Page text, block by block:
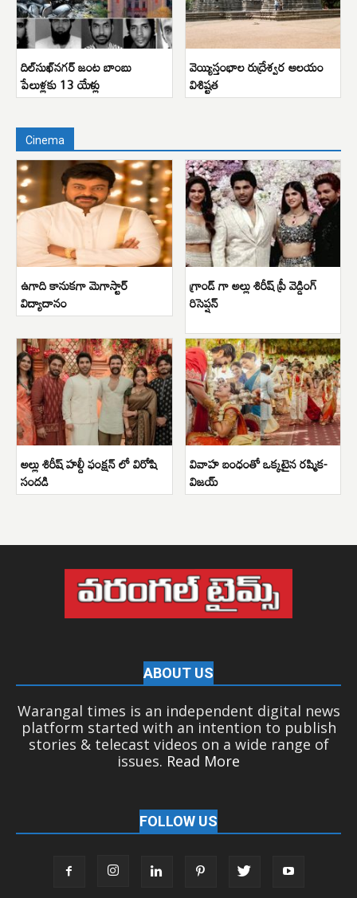
దిల్‌సుఖ్‌నగర్ జంట బాంబు
పేలుళ్లకు 13 యేళ్లు
వెయ్యిస్తంభాల రుద్రేశ్వర ఆలయం
విశిష్టత
Cinema
ఉగాది కానుకగా మెగాస్టార్
విద్యాదానం
గ్రాండ్ గా అల్లు శిరీష్ ప్రీ వెడ్డింగ్
రిసెప్షన్
అల్లు శిరీష్ హల్దీ ఫంక్షన్ లో విరోషి
సందడి
వివాహ బంధంతో ఒక్కటైన రష్మిక-
విజయ్
ABOUT US
Warangal times is an independent digital news
platform started with an intention to publish
stories & telecast videos on a wide range of
issues. Read More
FOLLOW US